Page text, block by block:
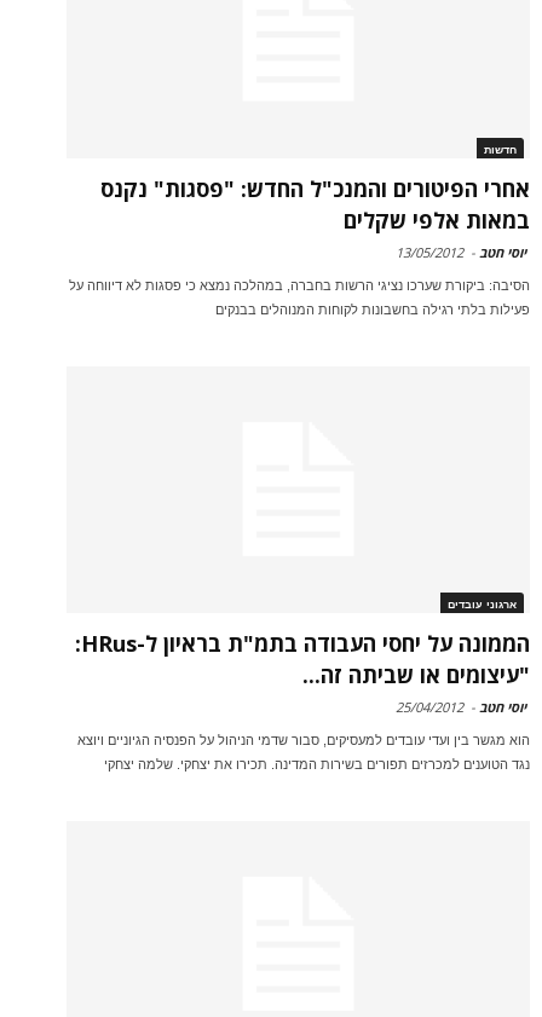
חדשות
אחרי הפיטורים והמנכ"ל החדש: "פסגות" נקנס
במאות אלפי שקלים
יוסי חטב -
13/05/2012
הסיבה: ביקורת שערכו נציגי הרשות בחברה, במהלכה נמצא כי פסגות לא דיווחה על
פעילות בלתי רגילה בחשבונות לקוחות המנוהלים בבנקים
ארגוני עובדים
הממונה על יחסי העבודה בתמ"ת בראיון ל-HRus:
"עיצומים או שביתה זה...
יוסי חטב -
25/04/2012
הוא מגשר בין ועדי עובדים למעסיקים, סבור שדמי הניהול על הפנסיה הגיוניים ויוצא
נגד הטוענים למכרזים תפורים בשירות המדינה. תכירו את יצחקי. שלמה יצחקי